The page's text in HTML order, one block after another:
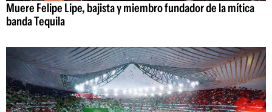
Muere Felipe Lipe, bajista y miembro fundador de la mítica
banda Tequila